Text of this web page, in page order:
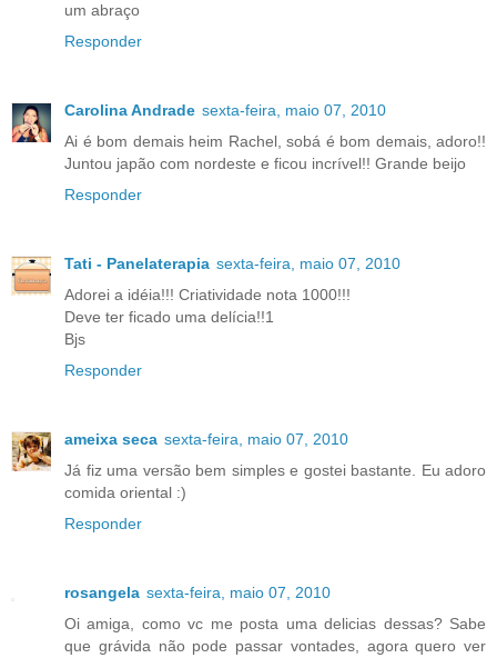
um abraço
Responder
Carolina Andrade sexta-feira, maio 07, 2010
Ai é bom demais heim Rachel, sobá é bom demais, adoro!!
Juntou japão com nordeste e ficou incrível!! Grande beijo
Responder
Tati - Panelaterapia sexta-feira, maio 07, 2010
Adorei a idéia!!! Criatividade nota 1000!!!
Deve ter ficado uma delícia!!1
Bjs
Responder
ameixa seca sexta-feira, maio 07, 2010
Já fiz uma versão bem simples e gostei bastante. Eu adoro
comida oriental :)
Responder
rosangela sexta-feira, maio 07, 2010
Oi amiga, como vc me posta uma delicias dessas? Sabe
que grávida não pode passar vontades, agora quero ver